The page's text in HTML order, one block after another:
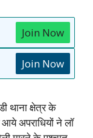
Join Now
Join Now
थाना क्षेत्र के
अपराधियों ने लॉ